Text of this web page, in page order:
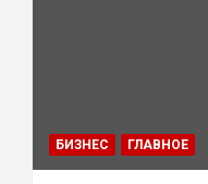
БИЗНЕС ГЛАВНОЕ